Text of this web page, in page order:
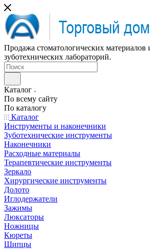
Продажа стоматологических материалов
зуботехнических лабораторий.
Каталог
По всему сайту
По каталогу
Каталог
Инструменты и наконечники
Зуботехнические инструменты
Наконечники
Расходные материалы
Терапевтические инструменты
Зеркало
Хирургические инструменты
Долото
Иглодержатели
Зажимы
Люксаторы
Ножницы
Кюреты
Шипцы